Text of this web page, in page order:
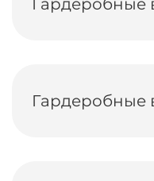
Гардеробные
Гардеробные